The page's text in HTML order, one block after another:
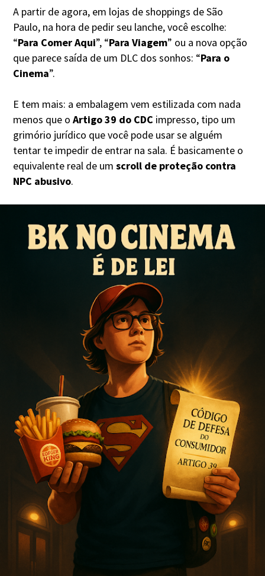
A partir de agora, em lojas de shoppings de São
Paulo, na hora de pedir seu lanche, você escolhe:
“Para Comer Aqui”, “Para Viagem” ou a nova opção
que parece saída de um DLC dos sonhos: “Para o
Cinema”.
E tem mais: a embalagem vem estilizada com nada
menos que oArtigo 39 do CDC impresso, tipo um
grimório jurídico que você pode usar se alguém
tentar te impedir de entrar na sala. É basicamente o
equivalente real de umscroll de proteção contra
NPC abusivo.